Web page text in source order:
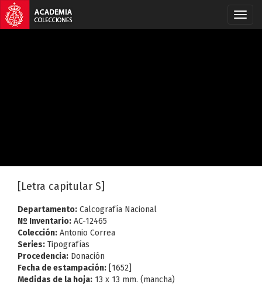
[Letra capitular S]
Departamento: Calcografía Nacional
Nº Inventario: AC-12465
Colección: Antonio Correa
Series: Tipografías
Procedencia: Donación
Fecha de estampación: [1652]
Medidas de la hoja: 13 x 13 mm. (mancha)